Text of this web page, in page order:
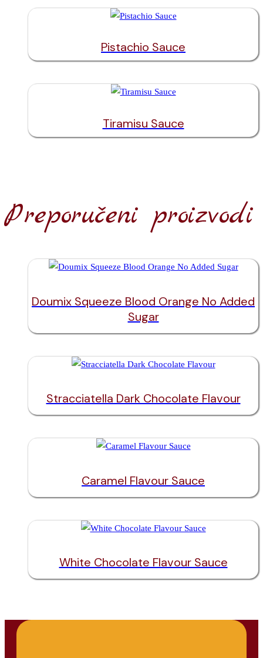
Pistachio Sauce
Tiramisu Sauce
Preporučeni proizvodi
Doumix Squeeze Blood Orange No Added
Sugar
Stracciatella Dark Chocolate Flavour
Caramel Flavour Sauce
White Chocolate Flavour Sauce